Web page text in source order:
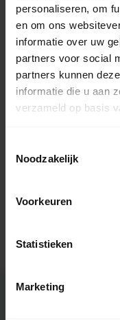
personaliseren, om
en om ons
informatie over uw
partners voor social
partners kunnen
informatie die u aan
verzameld op basis
Noodzakelijk
Voorkeuren
Statistieken
Marketing
E-Mail erreichbar.
EIGENSCHAFTEN